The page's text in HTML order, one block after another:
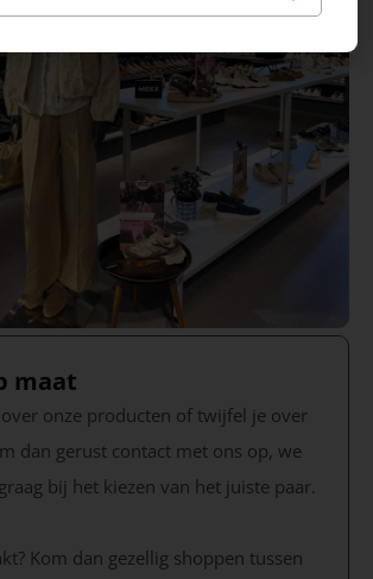
maat
onze producten of twijfel je over
dan gerust contact met ons op, we
bij het kiezen van het juiste paar.
Kom dan gezellig shoppen tussen